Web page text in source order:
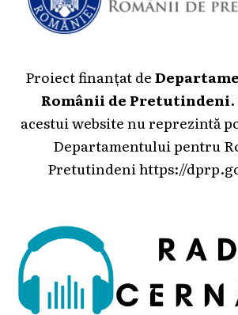
Proiect finanțat de
Românii de Pretutindeni
acestui website nu reprezintă
Departamentului pentru
Pretutindenihttps://